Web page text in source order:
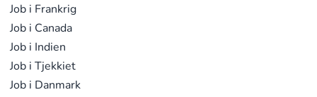
Job i Frankrig
Job i Canada
Job i Indien
Job i Tjekkiet
Job i Danmark